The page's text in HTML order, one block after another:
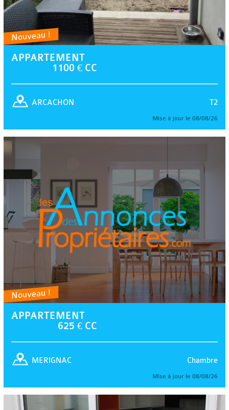
Nouveau !
APPARTEMENT
1100 € CC
T2
ARCACHON
Mise à jour le 08/08/26
Nouveau !
APPARTEMENT
625 € CC
Chambre
MERIGNAC
Mise à jour le 08/08/26